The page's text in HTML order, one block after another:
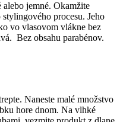
jemné. Okamžite
procesu. Jeho
vo vlasovom vlákne bez
Bez obsahu parabénov.
Naneste malé množstvo
hore dnom. Na vlhké